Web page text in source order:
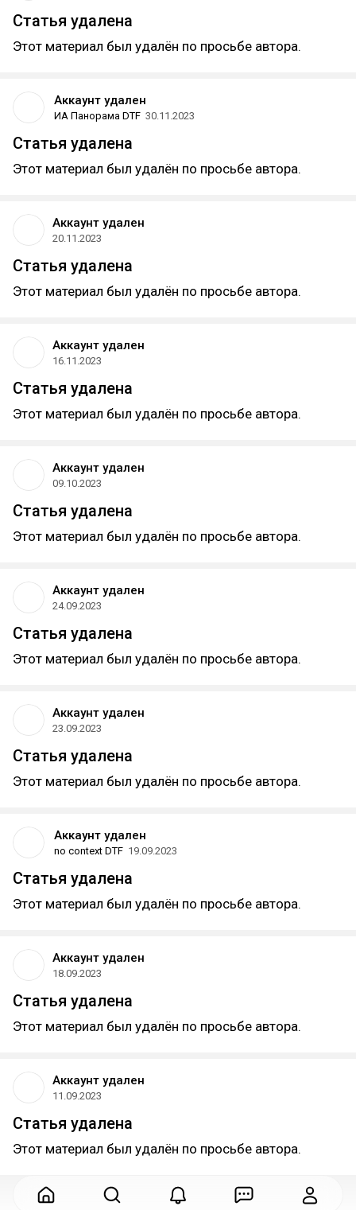
Статья удалена
Этот материал был удалён по просьбе автора.
Аккаунт удален
ИА Панорама DTF 30.11.2023
Статья удалена
Этот материал был удалён по просьбе автора.
Аккаунт удален
20.11.2023
Статья удалена
Этот материал был удалён по просьбе автора.
Аккаунт удален
16.11.2023
Статья удалена
Этот материал был удалён по просьбе автора.
Аккаунт удален
09.10.2023
Статья удалена
Этот материал был удалён по просьбе автора.
Аккаунт удален
24.09.2023
Статья удалена
Этот материал был удалён по просьбе автора.
Аккаунт удален
23.09.2023
Статья удалена
Этот материал был удалён по просьбе автора.
Аккаунт удален
no context DTF 19.09.2023
Статья удалена
Этот материал был удалён по просьбе автора.
Аккаунт удален
18.09.2023
Статья удалена
Этот материал был удалён по просьбе автора.
Аккаунт удален
11.09.2023
Статья удалена
Этот материал был удалён по просьбе автора.